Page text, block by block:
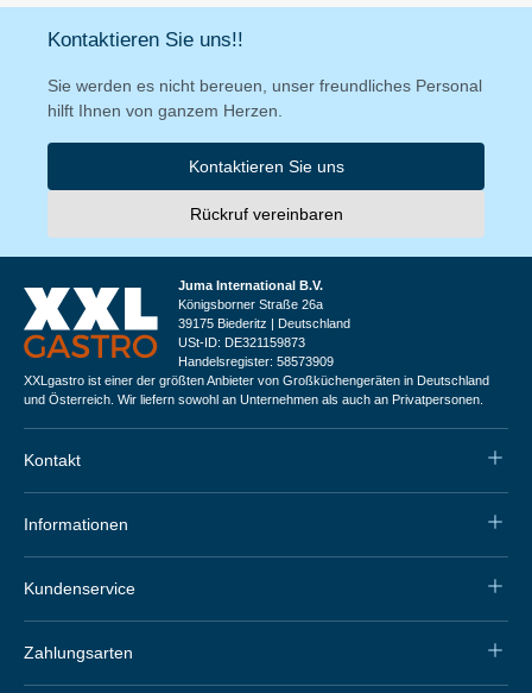
Kontaktieren Sie uns!!
Sie werden es nicht bereuen, unser freundliches Personal
hilft Ihnen von ganzem Herzen.
Kontaktieren Sie uns
Rückruf vereinbaren
Juma International B.V.
Königsborner Straße 26a
39175 Biederitz | Deutschland
USt-ID: DE321159873
Handelsregister: 58573909
XXLgastro ist einer der größten Anbieter von Großküchengeräten in Deutschland
und Österreich. Wir liefern sowohl an Unternehmen als auch an Privatpersonen.
Kontakt
Informationen
Kundenservice
Zahlungsarten